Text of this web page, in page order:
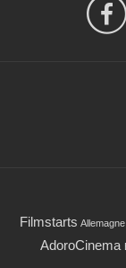
Filmstarts Allemagne
AdoroCinema